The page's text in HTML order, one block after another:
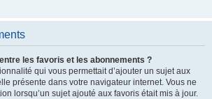
les favoris et les abonnements ?
qui vous permettait d’ajouter un sujet aux
présente dans votre navigateur internet. Vous ne
lorsqu’un sujet ajouté aux favoris était mis à jour.